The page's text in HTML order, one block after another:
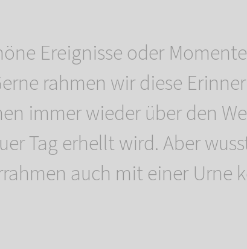
Ereignisse oder
rahmen wir diese
immer wieder über den
Tag erhellt wird. Aber
auch mit einer Urne